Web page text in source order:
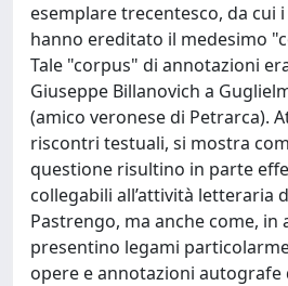
esemplare trecentesco, da cui
hanno ereditato il medesimo
Tale "corpus" di annotazioni
Giuseppe Billanovich a
(amico veronese di Petrarca).
riscontri testuali, si mostra
questione risultino in parte
collegabili all’attività letteraria
Pastrengo, ma anche come, in
presentino legami
opere e annotazioni autografe